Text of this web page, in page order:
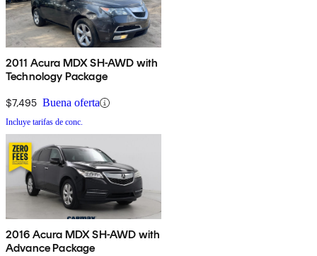
2011 Acura MDX SH-AWD with
Technology Package
$7,495 Buena oferta
Incluye tarifas de conc.
2016 Acura MDX SH-AWD with
Advance Package